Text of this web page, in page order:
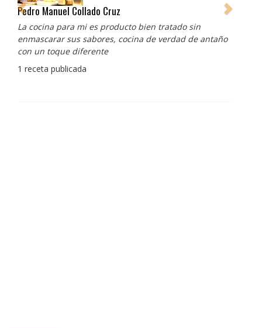
Pedro Manuel Collado Cruz
La cocina para mi es producto bien tratado sin
enmascarar sus sabores, cocina de verdad de antaño
con un toque diferente
1 receta publicada